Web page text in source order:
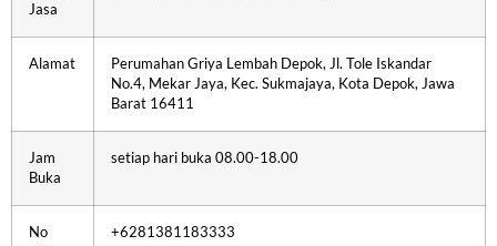
Jasa
Alamat
Perumahan Griya Lembah Depok, Jl. Tole Iskandar
No.4, Mekar Jaya, Kec. Sukmajaya, Kota Depok, Jawa
Barat 16411
Jam
Buka
setiap hari buka 08.00-18.00
No
+6281381183333